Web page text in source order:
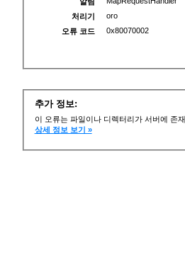
처리기
oro
오류 코드
0x80070002
추가 정보:
이 오류는 파일이나 디렉터리가 서버에 존
상세 정보 보기 »